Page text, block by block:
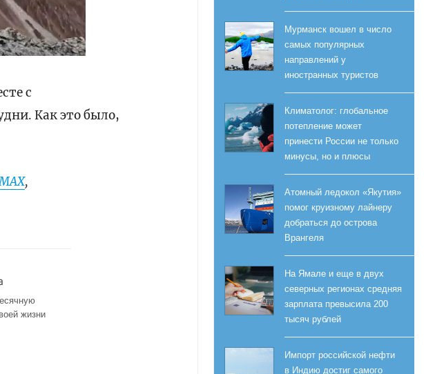
с
Как это было,
,
жизни
Мурманск вошел в число
самых популярных
направлений у
иностранных туристов
Климатолог: глобальное
потепление может
принести России не только
минусы, но и плюсы
Атомный ледокол «Якутия»
помог круизному лайнеру
добраться до острова
Врангеля
На Ямале и еще в двух
северных регионах средняя
зарплата превысила 200
тысяч рублей
Импорт российской нефти
в Индию достиг самого